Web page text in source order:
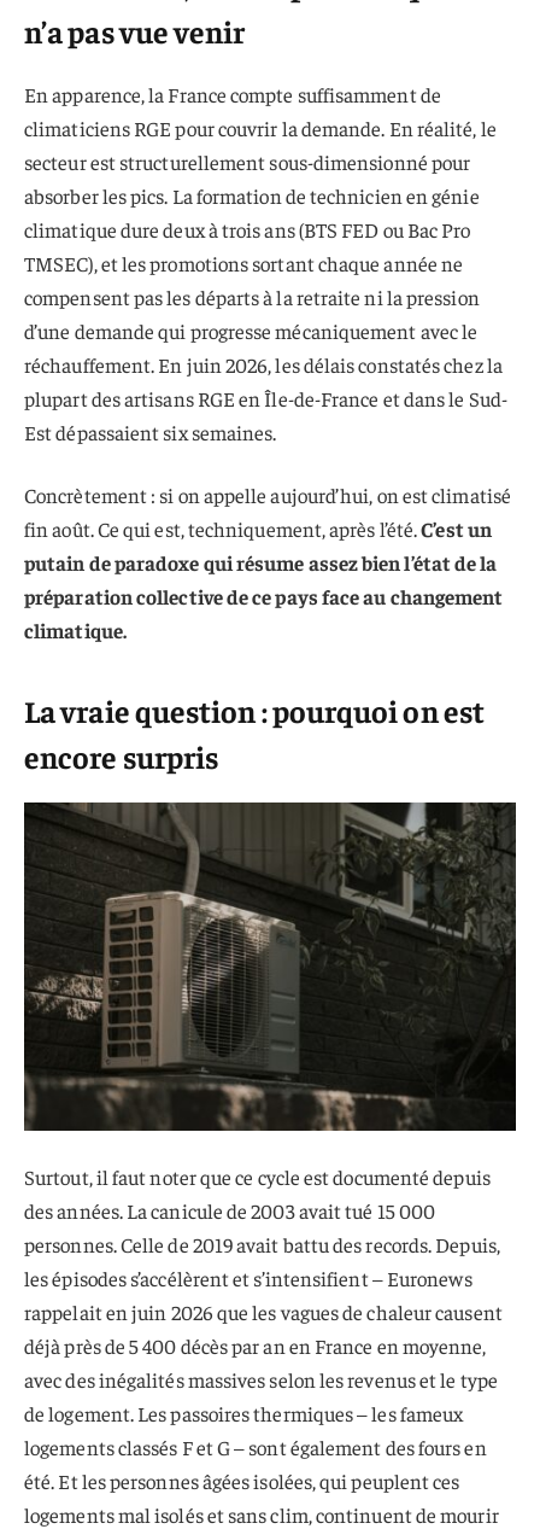
n’a pas vue venir
En apparence, la France compte suffisamment de
climaticiens RGE pour couvrir la demande. En réalité, le
secteur est structurellement sous-dimensionné pour
absorber les pics. La formation de technicien en génie
climatique dure deux à trois ans (BTS FED ou Bac Pro
TMSEC), et les promotions sortant chaque année ne
compensent pas les départs à la retraite ni la pression
d’une demande qui progresse mécaniquement avec le
réchauffement. En juin 2026, les délais constatés chez la
plupart des artisans RGE en Île-de-France et dans le Sud-
Est dépassaient six semaines.
Concrètement : si on appelle aujourd’hui, on est climatisé
fin août. Ce qui est, techniquement, après l’été.C’est un
putain de paradoxe qui résume assez bien l’état de la
préparation collective de ce pays face au changement
climatique.
La vraie question : pourquoi on est
encore surpris
Surtout, il faut noter que ce cycle est documenté depuis
des années. La canicule de 2003 avait tué 15 000
personnes. Celle de 2019 avait battu des records. Depuis,
les épisodes s’accélèrent et s’intensifient – Euronews
rappelait en juin 2026 que les vagues de chaleur causent
déjà près de 5 400 décès par an en France en moyenne,
avec des inégalités massives selon les revenus et le type
de logement. Les passoires thermiques – les fameux
logements classés F et G – sont également des fours en
été. Et les personnes âgées isolées, qui peuplent ces
logements mal isolés et sans clim, continuent de mourir